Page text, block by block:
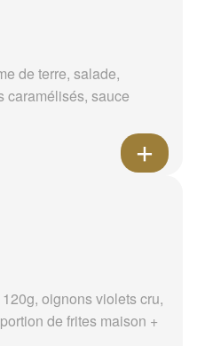
de terre, salade,
caramélisés, sauce
oignons violets cru,
de frites maison +